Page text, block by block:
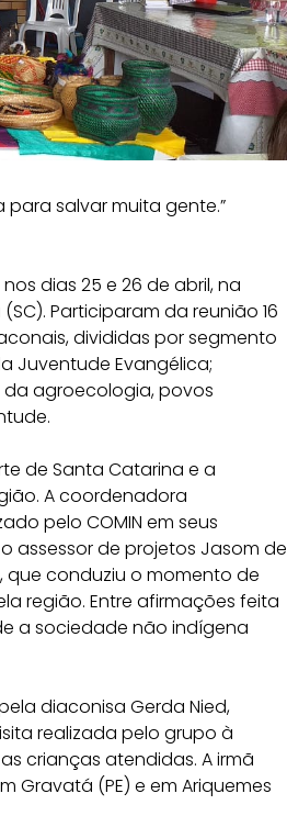
para salvar muita gente.”
dias 25 e 26 de abril, na
Participaram da reunião 16
divididas por segmento
Juventude Evangélica;
da agroecologia, povos
de Santa Catarina e a
A coordenadora
pelo COMIN em seus
assessor de projetos Jasom de
que conduziu o momento de
região. Entre afirmações feita
a sociedade não indígena
diaconisa Gerda Nied,
realizada pelo grupo à
crianças atendidas. A irmã
Gravatá (PE) e em Ariquemes